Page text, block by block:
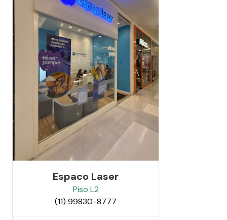
Espaco Laser
Piso L2
(11) 99830-8777